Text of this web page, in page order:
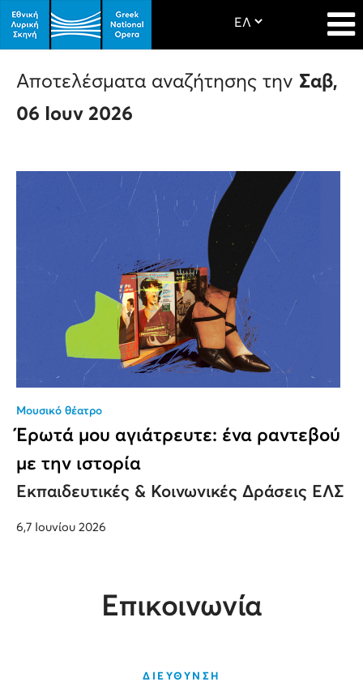
Αποτελέσματα αναζήτησης την Σαβ,
06 Ιουν 2026
Μουσικό θέατρο
Έρωτά μου αγιάτρευτε: ένα ραντεβού
με την ιστορία
Εκπαιδευτικές & Κοινωνικές Δράσεις ΕΛΣ
6,7 Ιουνίου 2026
Επικοινωνία
ΔΙΕΥΘΥΝΣΗ